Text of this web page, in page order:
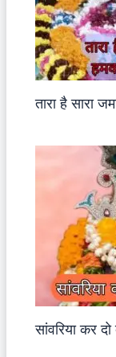
तारा है सारा
सांवरिया कर